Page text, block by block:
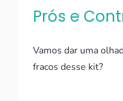
Prós e
Vamos dar uma
fracos desse kit?